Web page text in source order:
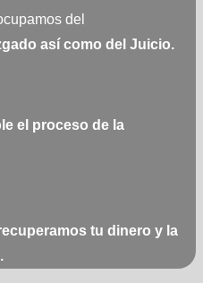
del
así como del Juicio.
el proceso de la
tu dinero y la